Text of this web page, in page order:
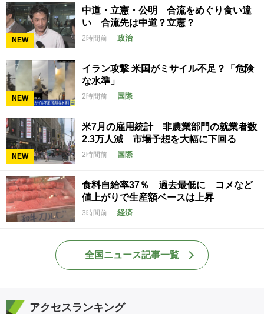
NEW
中道・立憲・公明 合流をめぐり食い違
い 合流先は中道？立憲？
2時間前 政治
NEW
イラン攻撃 米国がミサイル不足？「危険
な水準」
2時間前 国際
NEW
米7月の雇用統計 非農業部門の就業者数
2.3万人減 市場予想を大幅に下回る
2時間前 国際
食料自給率37％ 過去最低に コメなど
値上がりで生産額ベースは上昇
3時間前 経済
全国ニュース記事一覧
アクセスランキング